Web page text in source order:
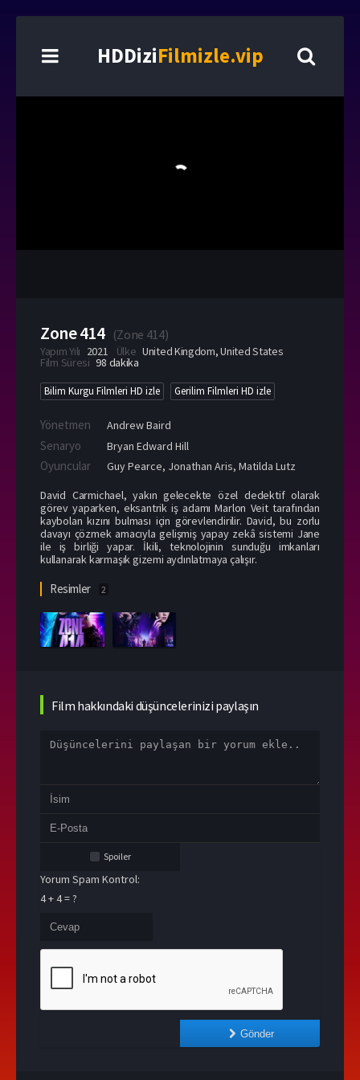
HDDiziFilmizle.vip
Zone 414 (Zone 414)
Yapım Yılı 2021 Ülke United Kingdom,United States
Film Süresi 98 dakika
Bilim Kurgu Filmleri HD izle Gerilim Filmleri HD izle
Yönetmen Andrew Baird
Senaryo Bryan Edward Hill
Oyuncular Guy Pearce, Jonathan Aris, Matilda Lutz
David Carmichael, yakın gelecekte özel dedektif olarak
görev yaparken, eksantrik iş adamı Marlon Veit tarafından
kaybolan kızını bulması için görevlendirilir. David, bu zorlu
davayı çözmek amacıyla gelişmiş yapay zekâ sistemi Jane
ile iş birliği yapar. İkili, teknolojinin sunduğu imkanları
kullanarak karmaşık gizemi aydınlatmaya çalışır.
Resimler 2
Film hakkındaki düşüncelerinizi paylaşın
Spoiler
Yorum Spam Kontrol:
4 + 4 = ?
Gönder